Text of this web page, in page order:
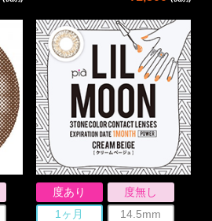
度あり
度無し
1ヶ月
14.5mm